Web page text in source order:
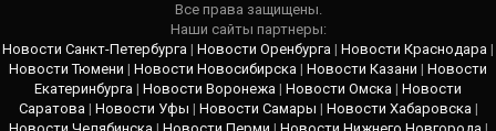
Все права защищены.
Наши сайты партнеры:
Новости Санкт-Петербурга | Новости Оренбурга | Новости Краснодара |
Новости Тюмени | Новости Новосибирска | Новости Казани | Новости
Екатеринбурга | Новости Воронежа | Новости Омска | Новости
Саратова| Новости Уфы | Новости Самары | Новости Хабаровска|